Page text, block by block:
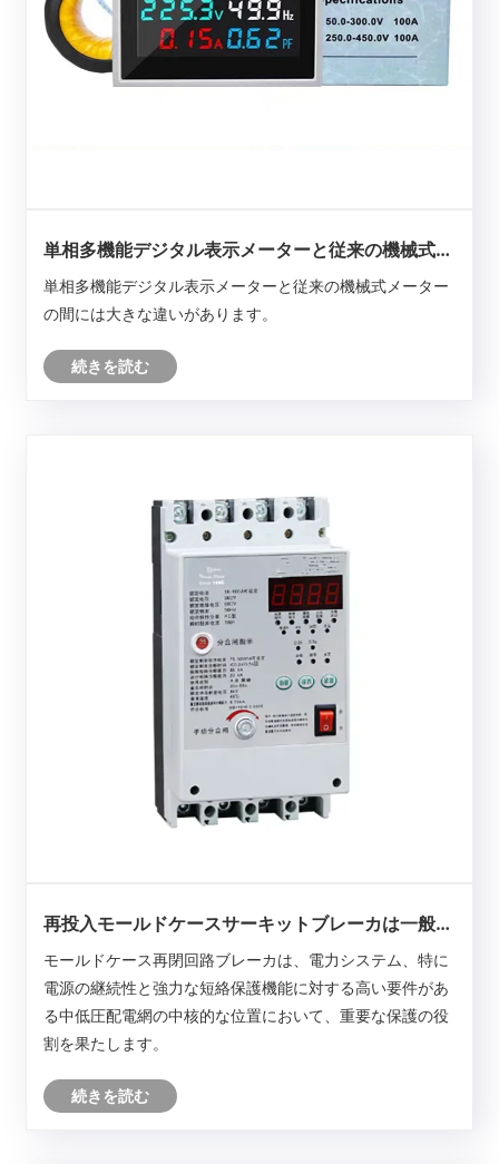
単相多機能デジタル表示メーターと従来の機械式メ
単相多機能デジタル表示メーターと従来の機械式メーター
の間には大きな違いがあります。
続きを読む
再投入モールドケースサーキットブレーカは一般的
モールドケース再閉回路ブレーカは、電力システム、特に
電源の継続性と強力な短絡保護機能に対する高い要件があ
る中低圧配電網の中核的な位置において、重要な保護の役
割を果たします。
続きを読む